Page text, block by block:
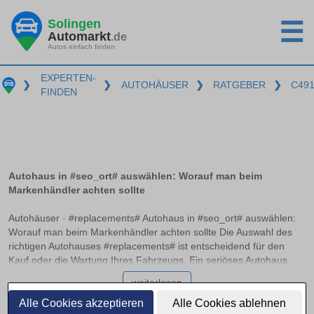
Alle Cookies akzeptieren Alle Cookies ablehnen
Solingen
Automarkt.de
Autos einfach finden ☰
❯
EXPERTEN-
FINDEN
❯ AUTOHÄUSER ❯ RATGEBER ❯
Autohaus in #seo_ort# auswählen: Worauf man beim
Markenhändler achten sollte
Autohäuser · #replacements# Autohaus in #seo_ort# auswählen:
Worauf man beim Markenhändler achten sollte Die Auswahl des
richtigen Autohauses #replacements# ist entscheidend für den
Kauf oder die Wartung Ihres Fahrzeugs. Ein seriöses Autohaus
zeichnet sich durch Transparenz, Fachkompetenz und
Zuverlässigkeit aus. Doch wie unterscheidet man zwischen einem
Vertragshändler, autorisierten Servicepartnern und freien
weiterlesen